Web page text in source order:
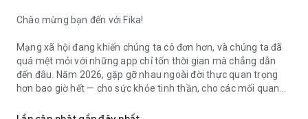
Chào mừng bạn đến với Fika!
Mạng xã hội đang khiến chúng ta cô đơn hơn, và chúng ta đã
quá mệt mỏi với những app chỉ tốn thời gian mà chẳng dẫn
đến đâu. Năm 2026, gặp gỡ nhau ngoài đời thực quan trọng
hơn bao giờ hết — cho sức khỏe tinh thần, cho các mối quan
cạnh. Fika ở đây để giúp bạn gặp gỡ những người mới, tìm tình